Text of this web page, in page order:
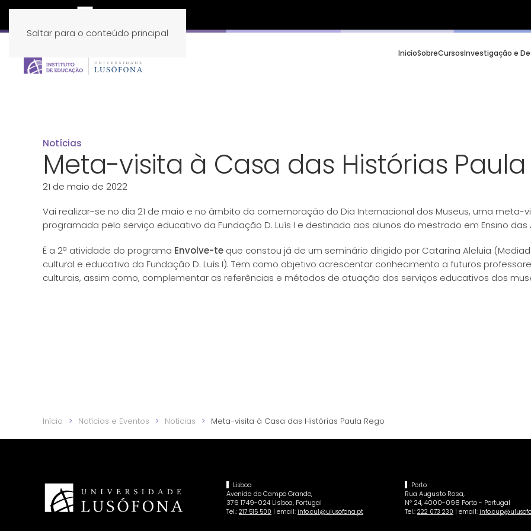
Saltar para o conteúdo principal
InicíoSobreCursosInvestigação e
Notícias
Meta-visita à Casa das Histórias
21 de maio de 2022
Vai realizar-se no dia 21 de maio e no âmbito da comemoração do Dia Internacional dos Museus, uma meta-
programada pelo serviço educativo da Fundação D. Luís I e destinada aos alunos do mestrado em Ensino das
É a 2ª atividade do programa Envolve-te que constou já de um seminário dirigido por Catarina Aleluia
cultural e educativo da Fundação D. Luís I). Tem como objetivo acrescentar conhecimento a futuros
culturais, assim como, complementar as referências e métodos de atuação dos serviços educativos dos
Início Notícias e Eventos Notícias Meta-visita à Casa das Histórias Paula Rego
Lisboa
Avenida do Campo Grande,
376 1749-024 Lisboa, Portugal
Tel.: 217 515 500 | email: info.cul@ulusofona.pt
Porto
Rua Augusto Rosa,
Nº 24, 4000-098 Porto - Portugal
Tel.: 222 073 230 | email: